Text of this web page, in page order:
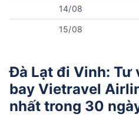
14/08
15/08
Đà Lạt đi Vinh: Tư
bay Vietravel
nhất trong 30